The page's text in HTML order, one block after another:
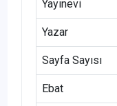
Yayınevi
Yazar
Sayfa Sayısı
Ebat